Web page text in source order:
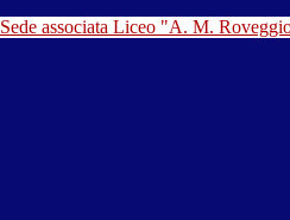
Sede associata Liceo "A. M.